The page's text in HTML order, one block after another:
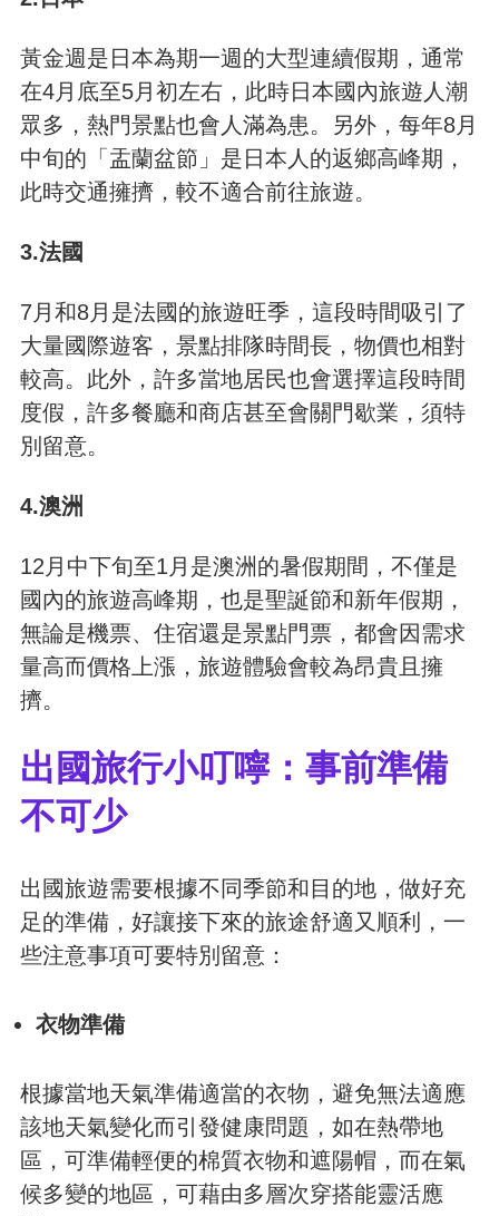
黃金週是日本為期一週的大型連續假期，通常
在4月底至5月初左右，此時日本國內旅遊人潮
眾多，熱門景點也會人滿為患。另外，每年8月
中旬的「盂蘭盆節」是日本人的返鄉高峰期，
此時交通擁擠，較不適合前往旅遊。
3.法國
7月和8月是法國的旅遊旺季，這段時間吸引了
大量國際遊客，景點排隊時間長，物價也相對
較高。此外，許多當地居民也會選擇這段時間
度假，許多餐廳和商店甚至會關門歇業，須特
別留意。
4.澳洲
12月中下旬至1月是澳洲的暑假期間，不僅是
國內的旅遊高峰期，也是聖誕節和新年假期，
無論是機票、住宿還是景點門票，都會因需求
量高而價格上漲，旅遊體驗會較為昂貴且擁
擠。
出國旅行小叮嚀：事前準備
不可少
出國旅遊需要根據不同季節和目的地，做好充
足的準備，好讓接下來的旅途舒適又順利，一
些注意事項可要特別留意：
衣物準備
根據當地天氣準備適當的衣物，避免無法適應
該地天氣變化而引發健康問題，如在熱帶地
區，可準備輕便的棉質衣物和遮陽帽，而在氣
候多變的地區，可藉由多層次穿搭能靈活應